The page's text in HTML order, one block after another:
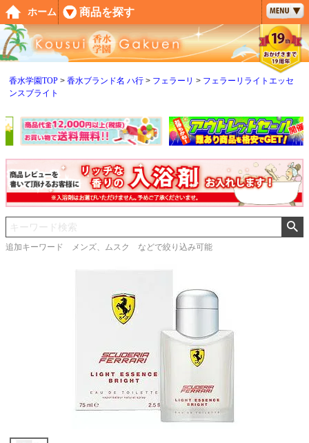
香水学園TOP 香水ブランド名 ハ行 フェラーリ
フェラーリライトエッセ
ンスブライト
追加キーワード メンズ、ムスク などで絞り込み可能
ペー
ジト
ップ
へ
ホーム 商品を探す